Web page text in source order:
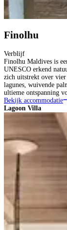
Finolhu
Verblijf
Finolhu Maldives is
UNESCO erkend
zich uitstrekt over
lagunes, wuivende
ultieme ontspanning
Bekijk accommodatie
Lagoon Villa